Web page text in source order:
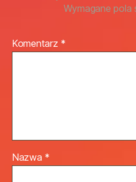
Wymagane pola
Komentarz *
Nazwa *